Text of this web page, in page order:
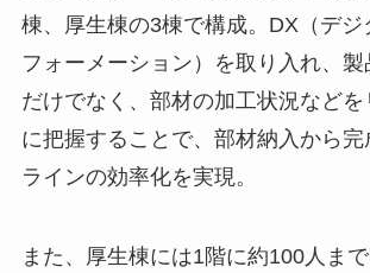
棟、厚生棟の3棟で構成。DX（デジ
フォーメーション）を取り入れ、
だけでなく、部材の加工状況などを
に把握することで、部材納入から
ラインの効率化を実現。
また、厚生棟には1階に約100人ま